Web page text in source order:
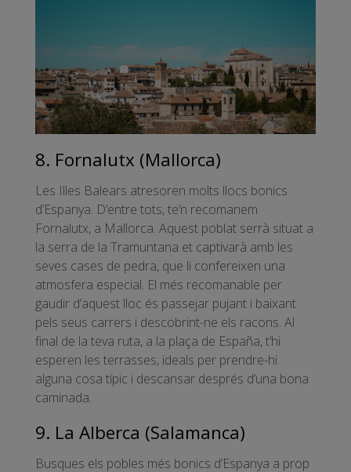
8. Fornalutx (Mallorca)
Les Illes Balears atresoren molts llocs bonics
d’Espanya. D’entre tots, te’n recomanem
Fornalutx, a Mallorca. Aquest poblat serrà situat a
la serra de la Tramuntana et captivarà amb les
seves cases de pedra, que li confereixen una
atmosfera especial. El més recomanable per
gaudir d’aquest lloc és passejar pujant i baixant
pels seus carrers i descobrint-ne els racons. Al
final de la teva ruta, a la plaça de España, t’hi
esperen les terrasses, ideals per prendre-hi
alguna cosa típic i descansar després d’una bona
caminada.
9. La Alberca (Salamanca)
Busques els pobles més bonics d’Espanya a prop